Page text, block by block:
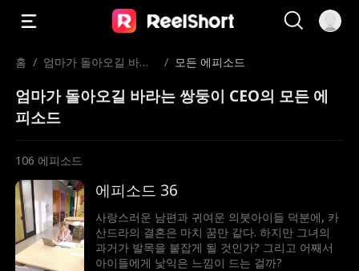
홈 / 엄마가 돌아오길 바라
/ 모든 에피소드
엄마가 돌아오길 바라는 쌍둥이 CEO의 모든 에
피소드
106 에피소드
에피소드 36
사랑스러운 남편과 귀여운 의붓아이들 덕분에, 카
산드라의 결혼은 마치 꿈만 같다. 하지만 그녀의
과거가 발목을 붙잡게 될 것인가? 그리고 어째서
아이들에게 낯익은 느낌이 드는 걸까?